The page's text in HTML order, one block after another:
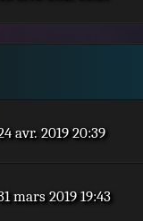
avr. 2019 20:39
mars 2019 19:43